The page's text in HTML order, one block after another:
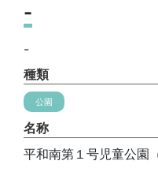
-
-
種類
公園
名称
平和南第１号児童公園